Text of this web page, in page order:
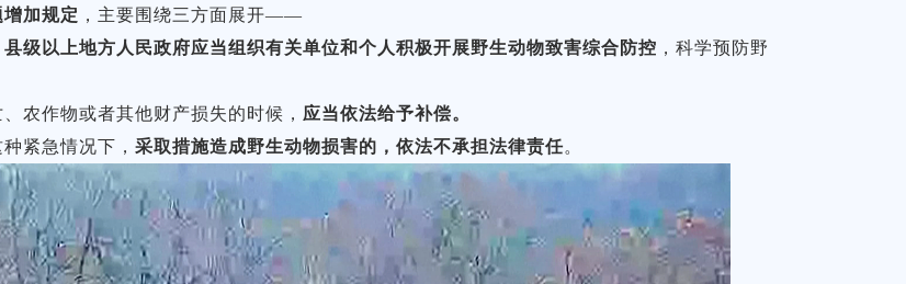
加规定 ，主要围绕三方面展开——
县级以上地方人民政府应当组织有关单位和个人积极开展野生动物致害综合防控 ，科学预防野
农作物或者其他财产损失的时候， 应当依法给予补偿。
种紧急情况下，采取措施造成野生动物损害的，依法不承担法律责任。